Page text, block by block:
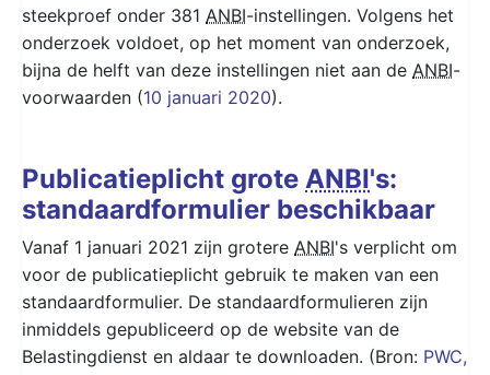
steekproef onder 381 ANBI-instellingen. Volgens het
onderzoek voldoet, op het moment van onderzoek,
bijna de helft van deze instellingen niet aan de ANBI-
voorwaarden (10 januari 2020).
Publicatieplicht grote ANBI's:
standaardformulier beschikbaar
Vanaf 1 januari 2021 zijn grotere ANBI's verplicht om
voor de publicatieplicht gebruik te maken van een
standaardformulier. De standaardformulieren zijn
inmiddels gepubliceerd op de website van de
Belastingdienst en aldaar te downloaden. (Bron: PWC,